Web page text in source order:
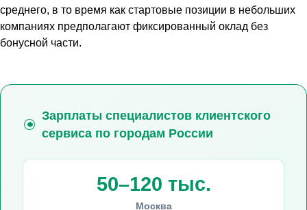
среднего, в то время как стартовые позиции в небольших
компаниях предполагают фиксированный оклад без
бонусной части.
Зарплаты специалистов клиентского
сервиса по городам России
50–120 тыс.
Москва